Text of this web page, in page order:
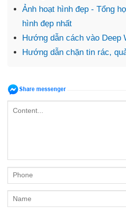
Ảnh hoạt hình đẹp - Tổng
hình đẹp nhất
Hướng dẫn cách vào Deep
Hướng dẫn chặn tin rác,